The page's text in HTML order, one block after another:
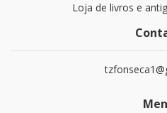
Loja de livros e